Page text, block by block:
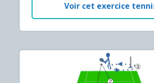
Voir cet exercice